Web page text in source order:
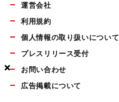
×
×
×
運営会社
利用規約
個人情報の取り扱いについて
プレスリリース受付
お問い合わせ
広告掲載について